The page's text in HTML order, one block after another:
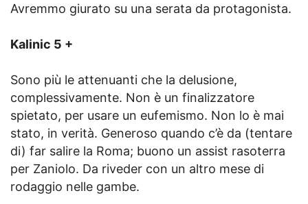
Avremmo giurato su una serata da protagonista.
Kalinic 5 +
Sono più le attenuanti che la delusione,
complessivamente. Non è un finalizzatore
spietato, per usare un eufemismo. Non lo è mai
stato, in verità. Generoso quando c’è da (tentare
di) far salire la Roma; buono un assist rasoterra
per Zaniolo. Da riveder con un altro mese di
rodaggio nelle gambe.